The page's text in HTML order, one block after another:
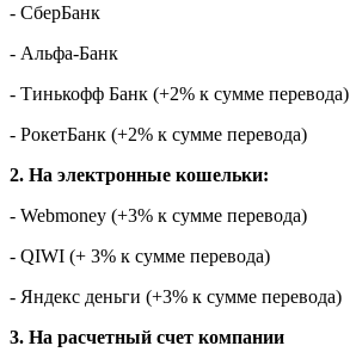
- СберБанк
- Альфа-Банк
- Тинькофф Банк (+2% к сумме перевода)
- РокетБанк (+2% к сумме перевода)
2. На электронные кошельки:
- Webmoney (+3% к сумме перевода)
- QIWI (+ 3% к сумме перевода)
- Яндекс деньги (+3% к сумме перевода)
3. На расчетный счет компании